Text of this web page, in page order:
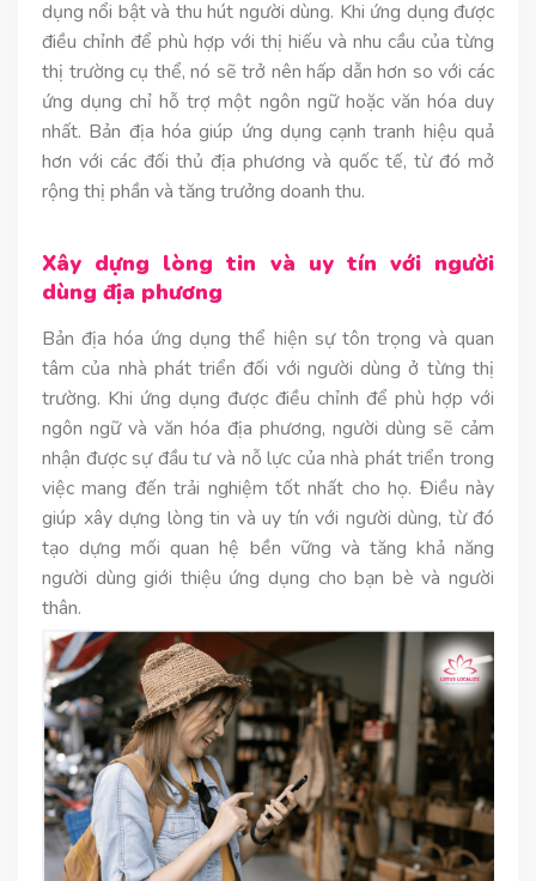
dụng nổi bật và thu hút người dùng. Khi ứng dụng được
điều chỉnh để phù hợp với thị hiếu và nhu cầu của từng
thị trường cụ thể, nó sẽ trở nên hấp dẫn hơn so với các
ứng dụng chỉ hỗ trợ một ngôn ngữ hoặc văn hóa duy
nhất. Bản địa hóa giúp ứng dụng cạnh tranh hiệu quả
hơn với các đối thủ địa phương và quốc tế, từ đó mở
rộng thị phần và tăng trưởng doanh thu.
Xây dựng lòng tin và uy tín với người
dùng địa phương
Bản địa hóa ứng dụng thể hiện sự tôn trọng và quan
tâm của nhà phát triển đối với người dùng ở từng thị
trường. Khi ứng dụng được điều chỉnh để phù hợp với
ngôn ngữ và văn hóa địa phương, người dùng sẽ cảm
nhận được sự đầu tư và nỗ lực của nhà phát triển trong
việc mang đến trải nghiệm tốt nhất cho họ. Điều này
giúp xây dựng lòng tin và uy tín với người dùng, từ đó
tạo dựng mối quan hệ bền vững và tăng khả năng
người dùng giới thiệu ứng dụng cho bạn bè và người
thân.